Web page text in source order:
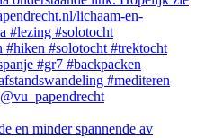
en minder spannende av